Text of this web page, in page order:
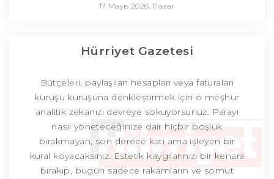
17 Mayıs 2026, Pazar
Hürriyet Gazetesi
Bütçeleri, paylaşılan hesapları veya faturaları
kuruşu kuruşuna denkleştirmek için o meşhur
analitik zekanızı devreye sokuyorsunuz. Parayı
nasıl yöneteceğinize dair hiçbir boşluk
bırakmayan, son derece katı ama işleyen bir
kural koyacaksınız. Estetik kaygılarınızı bir kenara
bırakıp, bugün sadece rakamların ve somut